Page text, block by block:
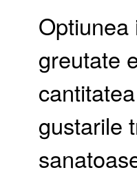
greutate
gustarile